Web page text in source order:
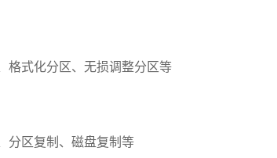
格式化分区、无损调整分区等
分区复制、磁盘复制等